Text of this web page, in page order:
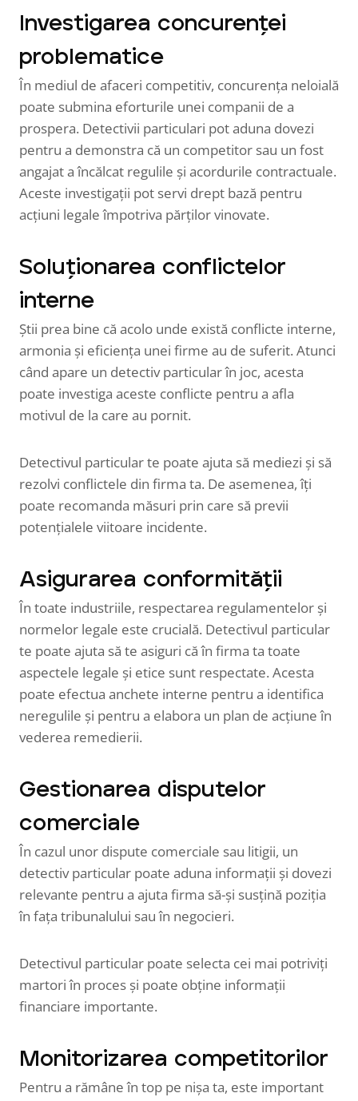
Investigarea concurenței
problematice
În mediul de afaceri competitiv, concurența neloială
poate submina eforturile unei companii de a
prospera. Detectivii particulari pot aduna dovezi
pentru a demonstra că un competitor sau un fost
angajat a încălcat regulile și acordurile contractuale.
Aceste investigații pot servi drept bază pentru
acțiuni legale împotriva părților vinovate.
Soluționarea conflictelor
interne
Știi prea bine că acolo unde există conflicte interne,
armonia și eficiența unei firme au de suferit. Atunci
când apare un detectiv particular în joc, acesta
poate investiga aceste conflicte pentru a afla
motivul de la care au pornit.
Detectivul particular te poate ajuta să mediezi și să
rezolvi conflictele din firma ta. De asemenea, îți
poate recomanda măsuri prin care să previi
potențialele viitoare incidente.
Asigurarea conformității
În toate industriile, respectarea regulamentelor și
normelor legale este crucială. Detectivul particular
te poate ajuta să te asiguri că în firma ta toate
aspectele legale și etice sunt respectate. Acesta
poate efectua anchete interne pentru a identifica
neregulile și pentru a elabora un plan de acțiune în
vederea remedierii.
Gestionarea disputelor
comerciale
În cazul unor dispute comerciale sau litigii, un
detectiv particular poate aduna informații și dovezi
relevante pentru a ajuta firma să-și susțină poziția
în fața tribunalului sau în negocieri.
Detectivul particular poate selecta cei mai potriviți
martori în proces și poate obține informații
financiare importante.
Monitorizarea competitorilor
Pentru a rămâne în top pe nișa ta, este important